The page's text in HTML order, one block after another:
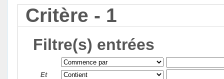
Critère - 1
Filtre(s) entrées
Et